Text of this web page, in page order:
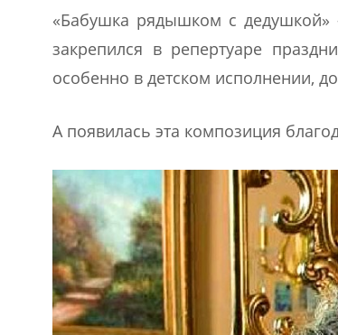
«Бабушка рядышком с дедушкой»
закрепился в репертуаре
особенно в детском исполнении,
А появилась эта композиция